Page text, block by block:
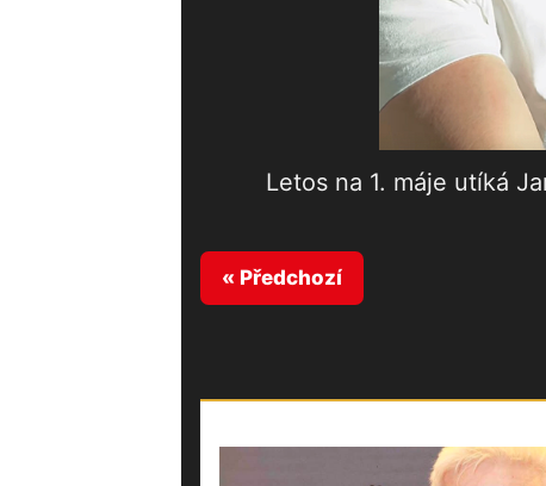
Letos na 1. máje utíká
« Předchozí